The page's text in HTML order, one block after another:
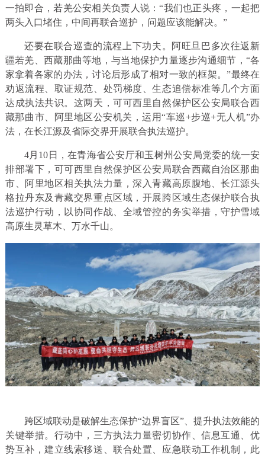
一拍即合，若羌公安相关负责人说：“我们也正头疼，一起把
两头入口堵住，中间再联合巡护，问题应该能解决。”
还要在联合巡查的流程上下功夫。阿旺旦巴多次往返新
疆若羌、西藏那曲等地，与当地保护力量逐步沟通细节，“各
家拿着各家的办法，讨论后形成了相对一致的框架。”最终在
劝返流程、取证规范、处罚梯度、生态追偿标准等几个方面
达成执法共识。这两天，可可西里自然保护区公安局联合西
藏那曲市、阿里地区公安机关，运用“车巡+步巡+无人机”办
法，在长江源及省际交界开展联合执法巡护。
4月10日，在青海省公安厅和玉树州公安局党委的统一安
排部署下，可可西里自然保护区公安局联合西藏自治区那曲
市、阿里地区相关执法力量，深入青藏高原腹地、长江源头
格拉丹东及青藏交界重点区域，开展跨区域生态保护联合执
法巡护行动，以协同作战、全域管控的务实举措，守护雪域
高原生灵草木、万水千山。
跨区域联动是破解生态保护“边界盲区”、提升执法效能的
关键举措。行动中，三方执法力量密切协作、信息互通、优
势互补，建立线索移送、联合处置、应急联动工作机制，此